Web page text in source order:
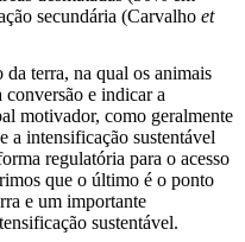
secundária (Carvalho et
terra, na qual os animais
conversão e indicar a
motivador, como geralmente
a intensificação sustentável
regulatória para o acesso
que o último é o ponto
e um importante
sustentável.